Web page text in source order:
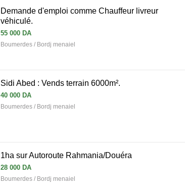
Demande d'emploi comme Chauffeur livreur
véhiculé.
55 000 DA
Boumerdes / Bordj menaiel
Sidi Abed : Vends terrain 6000m².
40 000 DA
Boumerdes / Bordj menaiel
1ha sur Autoroute Rahmania/Douéra
28 000 DA
Boumerdes / Bordj menaiel